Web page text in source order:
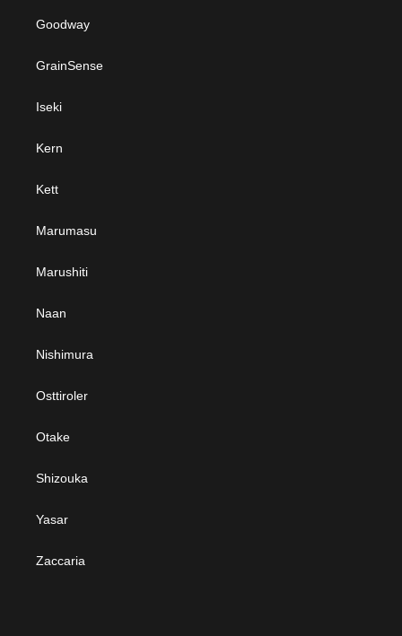
Goodway
GrainSense
Iseki
Kern
Kett
Marumasu
Marushiti
Naan
Nishimura
Osttiroler
Otake
Shizouka
Yasar
Zaccaria